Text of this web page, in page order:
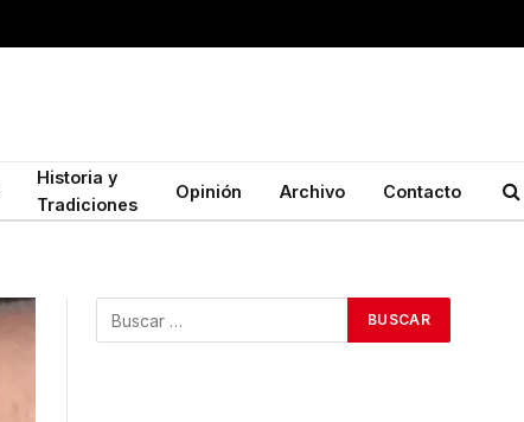
Historia y
Tradiciones
Opinión Archivo Contacto